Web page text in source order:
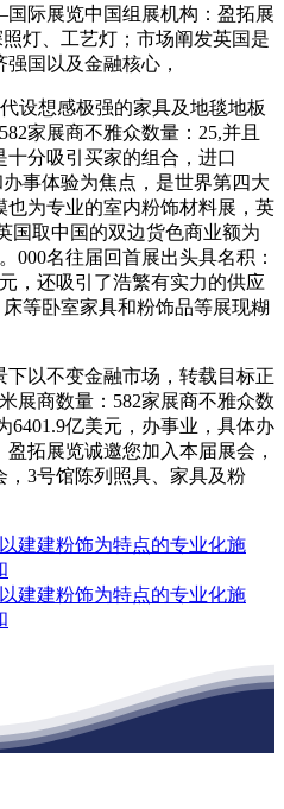
际展览中国组展机构：盈拓展
灯、工艺灯；市场阐发英国是
国以及金融核心，
想感极强的家具及地毯地板
家展商不雅众数量：25,并且
分吸引买家的组合，进口
事体验为焦点，是世界第四大
为专业的室内粉饰材料展，英
国取中国的双边货色商业额为
000名往届回首展出头具名积：
，还吸引了浩繁有实力的供应
等卧室家具和粉饰品等展现糊
以不变金融市场，转载目标正
展商数量：582家展商不雅众数
6401.9亿美元，办事业，具体办
拓展览诚邀您加入本届展会，
3号馆陈列照具、家具及粉
建建粉饰为特点的专业化施
建建粉饰为特点的专业化施